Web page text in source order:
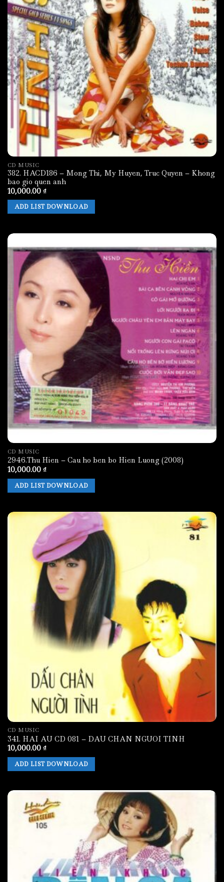
CD MUSIC
382. HACD186 – Mong Thi, My Huyen, Truc Quyen – Khong
bao gio quen anh
10,000.00 ₫
ADD LIST DOWNLOAD
CD MUSIC
2946.Thu Hien – Cau ho ben bo Hien Luong (2008)
10,000.00 ₫
ADD LIST DOWNLOAD
CD MUSIC
341. HAI AU CD 081 – DAU CHAN NGUOI TINH
10,000.00 ₫
ADD LIST DOWNLOAD